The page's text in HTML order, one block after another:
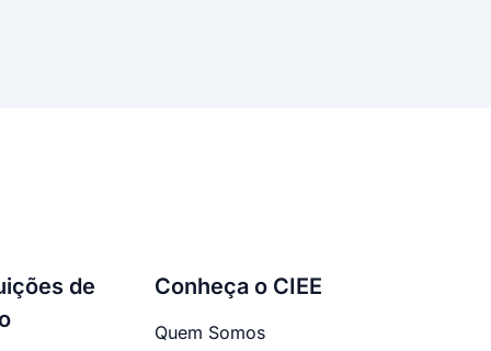
de
Conheça o CIEE
Quem Somos